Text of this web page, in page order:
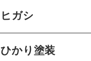
ヒガシ
ひかり塗装